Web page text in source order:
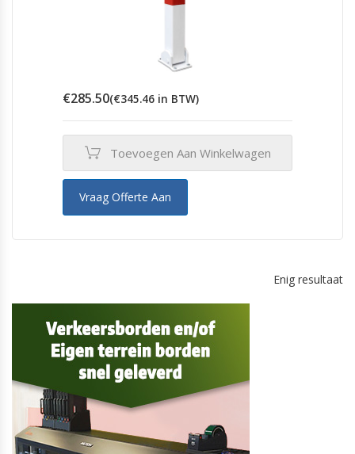
€285.50(€345.46 in BTW)
Toevoegen Aan Winkelwagen
Vraag Offerte Aan
Enig resultaat